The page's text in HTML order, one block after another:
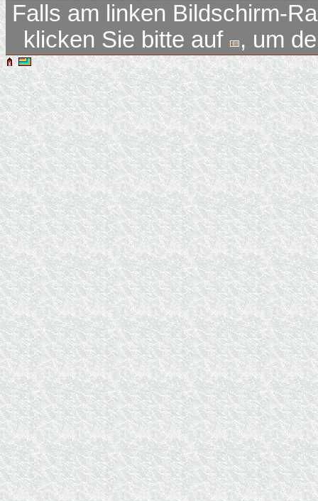
Falls am linken Bildschirm-
klicken Sie bitte auf
, um